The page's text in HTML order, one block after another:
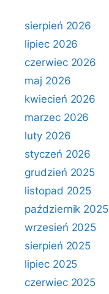
sierpień 2026
lipiec 2026
czerwiec 2026
maj 2026
kwiecień 2026
marzec 2026
luty 2026
styczeń 2026
grudzień 2025
listopad 2025
październik 2025
wrzesień 2025
sierpień 2025
lipiec 2025
czerwiec 2025